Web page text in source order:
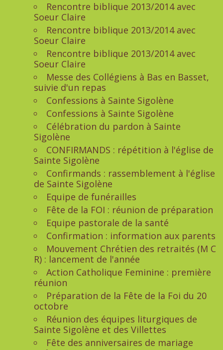
Rencontre biblique 2013/2014 avec
Soeur Claire
Rencontre biblique 2013/2014 avec
Soeur Claire
Rencontre biblique 2013/2014 avec
Soeur Claire
Messe des Collégiens à Bas en Basset,
suivie d'un repas
Confessions à Sainte Sigolène
Confessions à Sainte Sigolène
Célébration du pardon à Sainte
Sigolène
CONFIRMANDS : répétition à l'église de
Sainte Sigolène
Confirmands : rassemblement à l'église
de Sainte Sigolène
Equipe de funérailles
Fête de la FOI : réunion de préparation
Equipe pastorale de la santé
Confirmation : information aux parents
Mouvement Chrétien des retraités (M C
R) : lancement de l'année
Action Catholique Feminine : première
réunion
Préparation de la Fête de la Foi du 20
octobre
Réunion des équipes liturgiques de
Sainte Sigolène et des Villettes
Fête des anniversaires de mariage